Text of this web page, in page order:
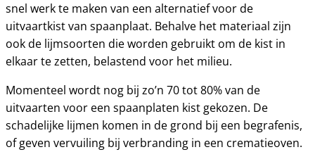
snel werk te maken van een alternatief voor de
uitvaartkist van spaanplaat. Behalve het materiaal zijn
ook de lijmsoorten die worden gebruikt om de kist in
elkaar te zetten, belastend voor het milieu.
Momenteel wordt nog bij zo’n 70 tot 80% van de
uitvaarten voor een spaanplaten kist gekozen. De
schadelijke lijmen komen in de grond bij een begrafenis,
of geven vervuiling bij verbranding in een crematieoven.